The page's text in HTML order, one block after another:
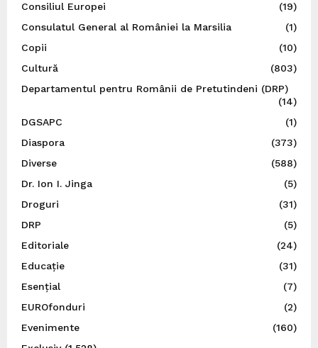
Consiliul Europei
(19)
Consulatul General al României la Marsilia
(1)
Copii
(10)
Cultură
(803)
Departamentul pentru Românii de Pretutindeni (DRP)
(14)
DGSAPC
(1)
Diaspora
(373)
Diverse
(588)
Dr. Ion I. Jinga
(5)
Droguri
(31)
DRP
(5)
Editoriale
(24)
Educație
(31)
Esențial
(7)
EUROfonduri
(2)
Evenimente
(160)